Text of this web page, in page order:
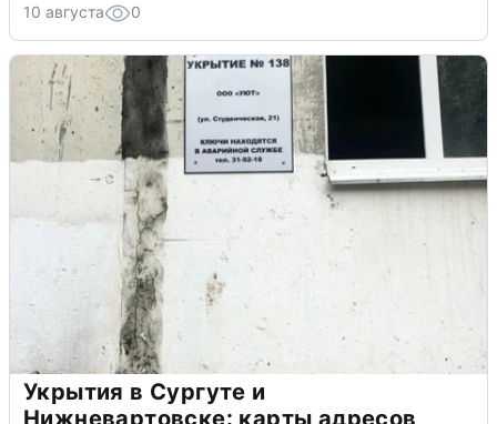
10 августа 0
Укрытия в Сургуте и
Нижневартовске: карты адресов